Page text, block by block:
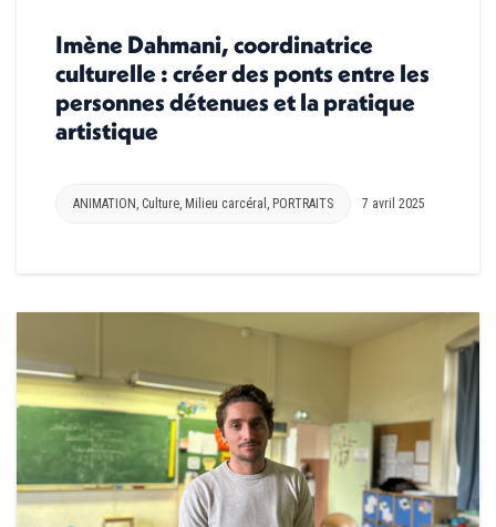
Imène Dahmani, coordinatrice
culturelle : créer des ponts entre les
personnes détenues et la pratique
artistique
ANIMATION, Culture, Milieu carcéral , PORTRAITS 7 avril 2025